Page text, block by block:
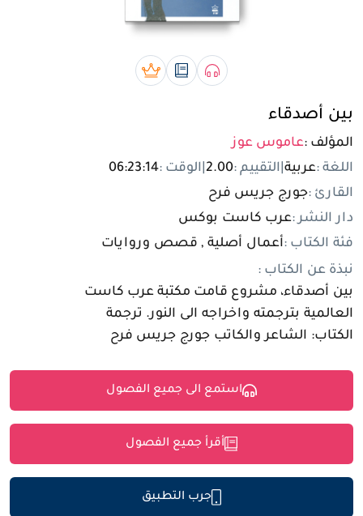
تسجيل الدخول
مستخدم جديد
صوتي bookرقمي bookبريميوم book
بين أصدقاء
المؤلف :عاموس عوز
اللغة :عربية التقييم :2.00 الوقت :06:23:14
القارئ :جورج جريس فرح
دار النشر :عرب كاست بوكس
فئة الكتاب :أعمال أصلية , قصص وروايات
نبذة عن الكتاب :
بين أصدقاء، مشروع قامت مكتبة عرب كاست
العالمية بترجمته واخراجه الى النور. ترجمة
الكتاب: الشاعر والكاتب جورج جريس فرح
استمع الى جميع الفصول
أقرأ جميع الفصول
جرب التطبيق